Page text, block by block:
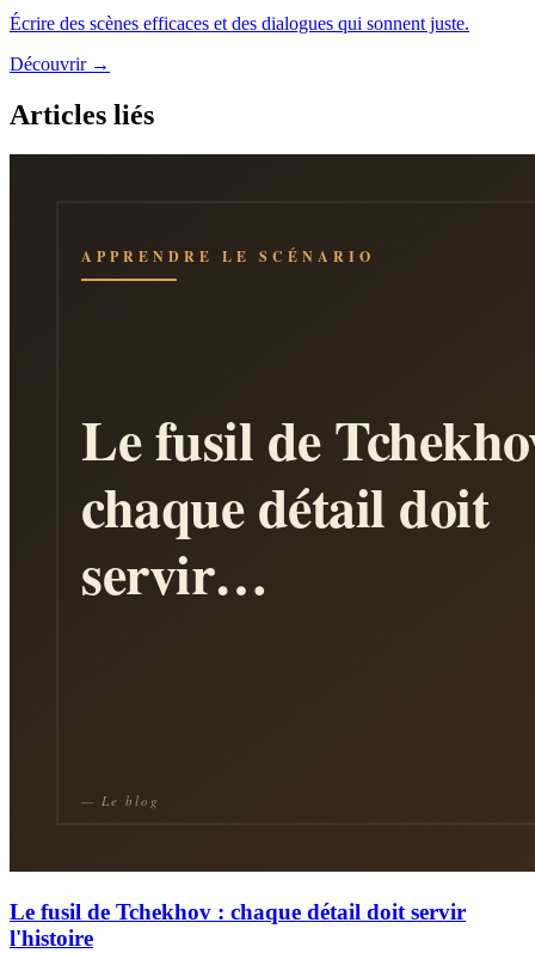
Écrire des scènes efficaces et des dialogues qui sonnent juste.
Découvrir →
Articles liés
Le fusil de Tchekhov : chaque détail doit servir
l'histoire